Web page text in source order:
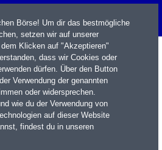
Börse! Um dir das bestmögliche
setzen wir auf unserer
Klicken auf "Akzeptieren"
dass wir Cookies oder
dürfen. Über den Button
Verwendung der genannten
oder widersprechen.
wie du der Verwendung von
auf dieser Website
findest du in unseren